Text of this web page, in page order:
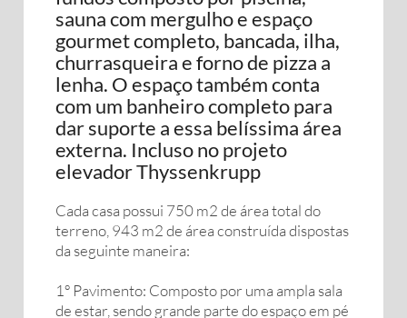
sauna com mergulho e espaço
gourmet completo, bancada, ilha,
churrasqueira e forno de pizza a
lenha. O espaço também conta
com um banheiro completo para
dar suporte a essa belíssima área
externa. Incluso no projeto
elevador Thyssenkrupp
Cada casa possui 750 m2 de área total do
terreno, 943 m2 de área construída dispostas
da seguinte maneira:
1º Pavimento: Composto por uma ampla sala
de estar, sendo grande parte do espaço em pé